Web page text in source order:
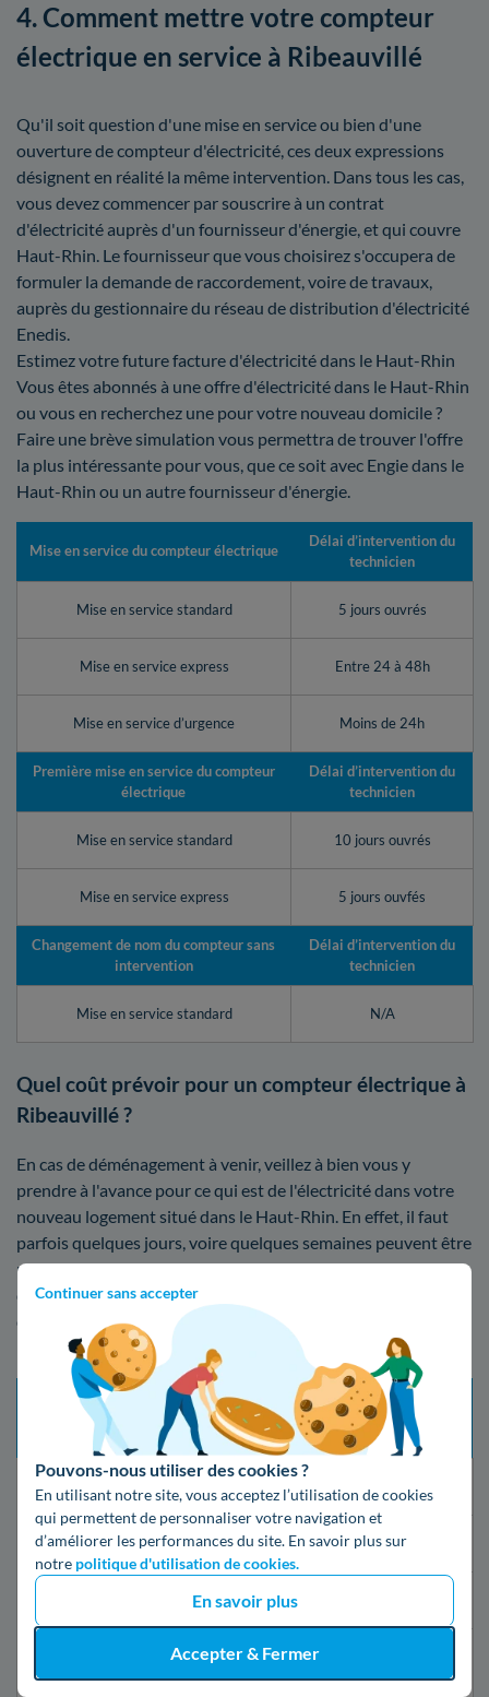
Continuer sans accepter
Pouvons-nous utiliser des cookies ?
En utilisant notre site, vous acceptez l’utilisation de cookies
qui permettent de personnaliser votre navigation et
d’améliorer les performances du site. En savoir plus sur
notre politique d'utilisation de cookies.
En savoir plus
Accepter & Fermer
4. Comment mettre votre compteur
électrique en service à Ribeauvillé
Qu'il soit question d'une mise en service ou bien d'une
ouverture de compteur d'électricité, ces deux expressions
désignent en réalité la même intervention. Dans tous les cas,
vous devez commencer par souscrire à un contrat
d'électricité auprès d'un fournisseur d'énergie, et qui couvre
Haut-Rhin. Le fournisseur que vous choisirez s'occupera de
formuler la demande de raccordement, voire de travaux,
auprès du gestionnaire du réseau de distribution d'électricité
Enedis.
Estimez votre future facture d'électricité dans le Haut-Rhin
Vous êtes abonnés à une offre d'électricité dans le Haut-Rhin
ou vous en recherchez une pour votre nouveau domicile ?
Faire une brève simulation vous permettra de trouver l'offre
la plus intéressante pour vous, que ce soit avec Engie dans le
Haut-Rhin ou un autre fournisseur d'énergie.
Mise en service du compteur électrique
Délai d’intervention du
technicien
Mise en service standard 5 jours ouvrés
Mise en service express Entre 24 à 48h
Mise en service d’urgence Moins de 24h
Première mise en service du compteur
électrique
Délai d’intervention du
technicien
Mise en service standard 10 jours ouvrés
Mise en service express 5 jours ouvfés
Changement de nom du compteur sans
intervention
Délai d’intervention du
technicien
Mise en service standard N/A
Quel coût prévoir pour un compteur électrique à
Ribeauvillé ?
En cas de déménagement à venir, veillez à bien vous y
prendre à l'avance pour ce qui est de l'électricité dans votre
nouveau logement situé dans le Haut-Rhin. En effet, il faut
parfois quelques jours, voire quelques semaines peuvent être
nécessaires pour que la mise en service de votre compteur
d'électricité soit faite à Ribeauvillé. Veuillez trouver ci-
dessous la grille tarifaire avec les différents services qui
peuvent faire fluctuer le prix de l'intervention :
Type de mise en service
Délai d’intervention
maximum
Tarif
prestation
(TTC)
Changement de fournisseur 21 jours Gratuit
Mise en service standard 5 jours ouvrés 16,79€
Mise en service express 2 jours ouvrés
Mise en service d’urgence
24h après la
souscription